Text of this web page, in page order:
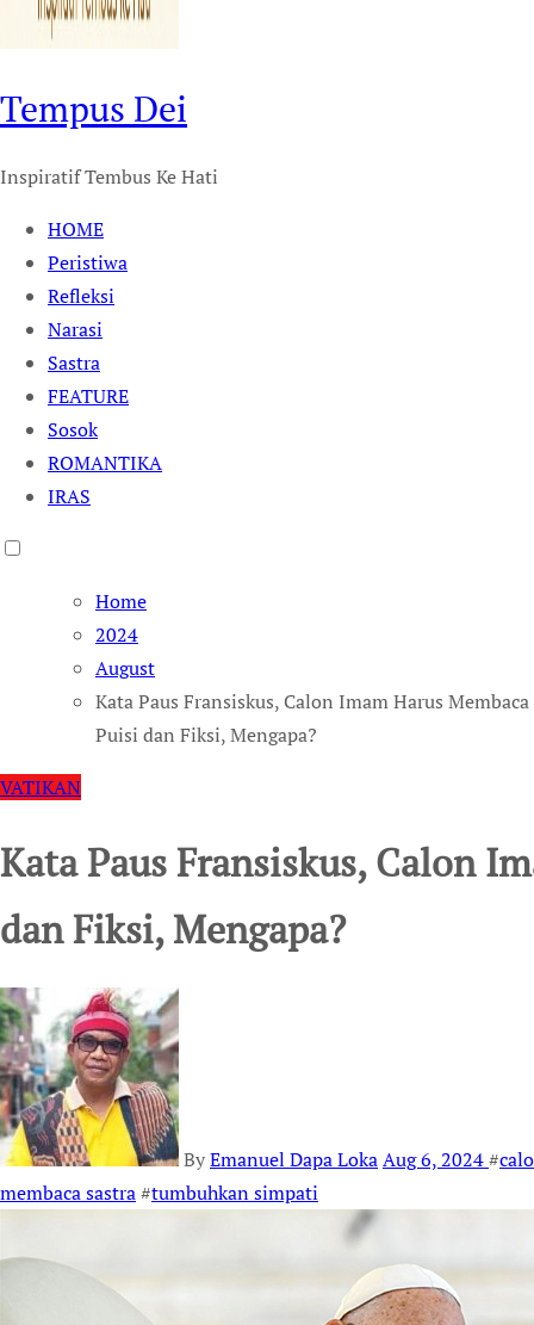
Tempus Dei
Inspiratif Tembus Ke Hati
HOME
Peristiwa
Refleksi
Narasi
Sastra
FEATURE
Sosok
ROMANTIKA
IRAS
Home
2024
August
Kata Paus Fransiskus, Calon Imam Harus Membaca
Puisi dan Fiksi, Mengapa?
VATIKAN
Kata Paus Fransiskus, Calon
dan Fiksi, Mengapa?
ByEmanuel Dapa LokaAug 6, 2024#
membaca sastra#tumbuhkan simpati